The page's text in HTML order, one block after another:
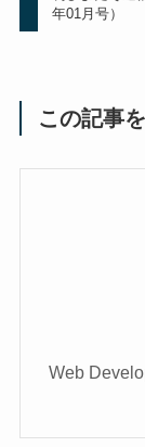
年01月号）
この記事
Web